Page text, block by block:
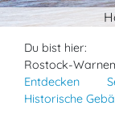
Du bist hier:
Rostock-
Entdecken
Historische